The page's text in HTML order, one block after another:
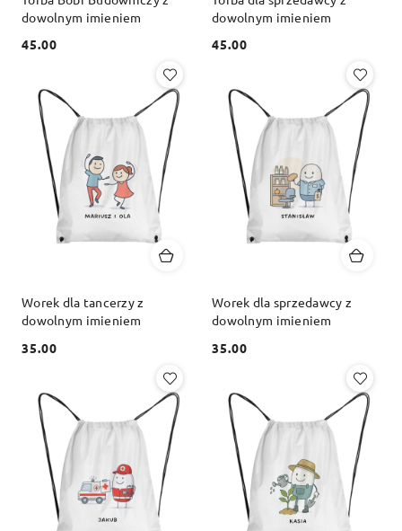
dowolnym imieniem
Cena:
45.00
dowolnym imieniem
Cena:
45.00
Worek dla tancerzy z
dowolnym imieniem
Cena:
35.00
Worek dla sprzedawcy z
dowolnym imieniem
Cena:
35.00